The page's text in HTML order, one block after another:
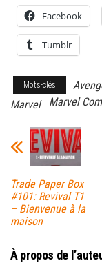
Facebook
Tumblr
Mots-clés
Marvel
Marvel
Trade Paper Box
#101: Revival T1
– Bienvenue à la
maison
À propos de